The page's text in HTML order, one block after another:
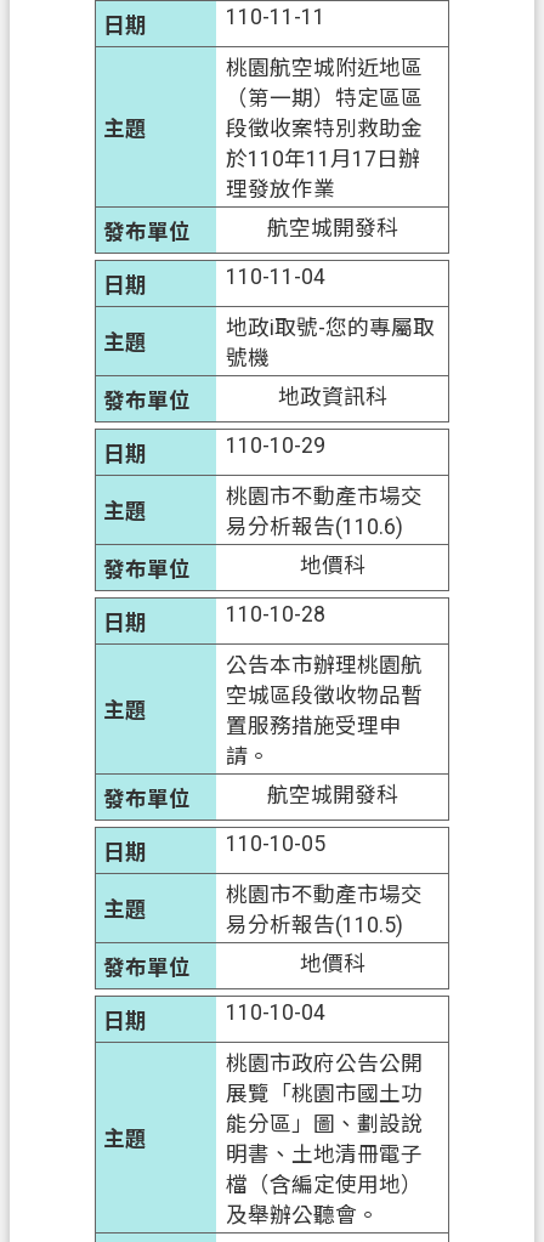
110-11-11
桃園航空城附近地區
（第一期）特定區區
段徵收案特別救助金
於110年11月17日辦
理發放作業
航空城開發科
110-11-04
地政i取號-您的專屬取
號機
地政資訊科
110-10-29
桃園市不動產市場交
易分析報告(110.6)
地價科
110-10-28
公告本市辦理桃園航
空城區段徵收物品暫
置服務措施受理申
請。
航空城開發科
110-10-05
桃園市不動產市場交
易分析報告(110.5)
地價科
110-10-04
桃園市政府公告公開
展覽「桃園市國土功
能分區」圖、劃設說
明書、土地清冊電子
檔（含編定使用地）
及舉辦公聽會。